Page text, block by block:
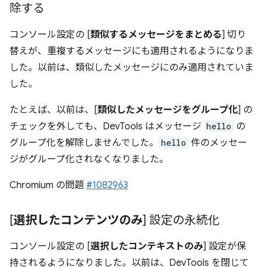
除する
コンソール設定の [類似するメッセージをまとめる] 切り
替えが、重複するメッセージにも適用されるようになりま
した。以前は、類似したメッセージにのみ適用されていま
した。
たとえば、以前は、[類似したメッセージをグループ化] の
チェックを外しても、DevTools はメッセージ hello の
グループ化を解除しませんでした。
hello 件のメッセー
ジがグループ化されなくなりました。
Chromium の問題 #1082963
[選択したコンテンツのみ] 設定の永続化
コンソール設定の [選択したコンテキストのみ] 設定が保
持されるようになりました。以前は、DevTools を閉じて